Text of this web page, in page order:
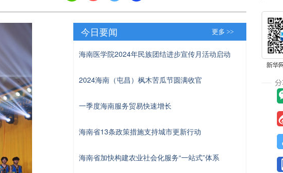
今日要闻 更多 >>
海南医学院2024年民族团结进步宣传月活动启动
2024海南（屯昌）枫木苦瓜节圆满收官
一季度海南服务贸易快速增长
海南省13条政策措施支持城市更新行动
海南省加快构建农业社会化服务“一站式”体系